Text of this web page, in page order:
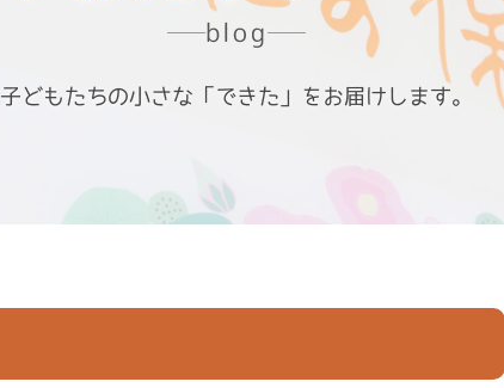
blog
子どもたちの小さな「できた」をお届けします。